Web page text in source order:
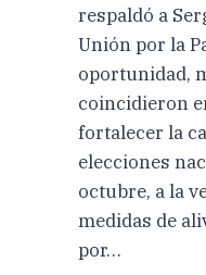
respaldó a
Unión por la
oportunidad,
coincidieron
fortalecer la
elecciones
octubre, a la
medidas de
por…